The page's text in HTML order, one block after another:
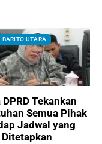
BARITO UTARA
DPRD Tekankan
Semua Pihak
Jadwal yang